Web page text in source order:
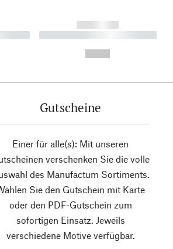
------------
----------- ----------- ----------
Gutscheine
Einer für alle(s): Mit unseren
verschenken Sie die volle
des Manufactum Sortiments.
Sie den Gutschein mit Karte
oder den PDF-Gutschein zum
sofortigen Einsatz. Jeweils
verschiedene Motive verfügbar.